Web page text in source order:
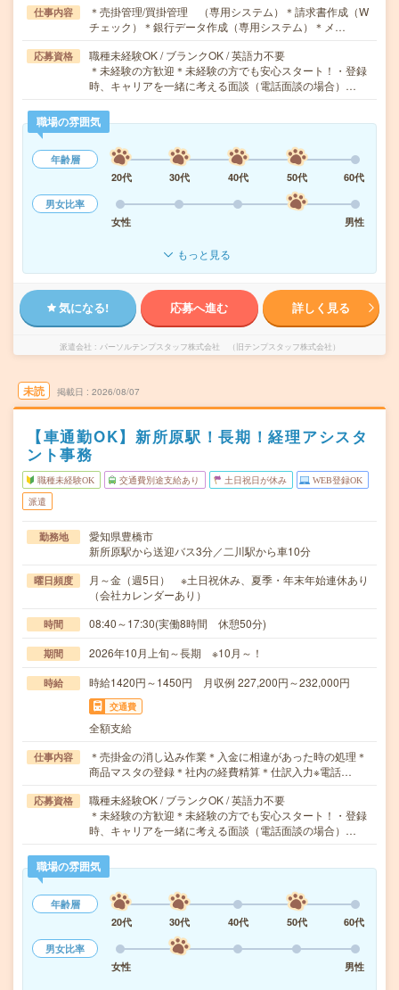
仕事内容
＊売掛管理/買掛管理 （専用システム）＊請求書作成（W
チェック）＊銀行データ作成（専用システム）＊メ…
応募資格
職種未経験OK / ブランクOK / 英語力不要
＊未経験の方歓迎＊未経験の方でも安心スタート！・登録
時、キャリアを一緒に考える面談（電話面談の場合）…
職場の雰囲気
年齢層
20代
30代 40代 50代
60代
男女比率
女性
男性
もっと見る
気になる! 応募へ進む 詳しく見る
派遣会社 パーソルテンプスタッフ株式会社 （旧テンプスタッフ株式会社）
未読 掲載日 2026/08/07
【車通勤OK】新所原駅！長期！経理アシスタ
ント事務
職種未経験OK 交通費別途支給あり 土日祝日が休み WEB登録OK
派遣
勤務地
愛知県豊橋市
新所原駅から送迎バス3分／二川駅から車10分
曜日頻度
月～金（週5日） ※土日祝休み、夏季・年末年始連休あり
（会社カレンダーあり）
時間 08:40～17:30(実働8時間 休憩50分)
期間 2026年10月上旬～長期 ※10月～！
時給 時給1420円～1450円 月収例 227,200円～232,000円
交通費
全額支給
仕事内容
＊売掛金の消し込み作業＊入金に相違があった時の処理＊
商品マスタの登録＊社内の経費精算＊仕訳入力※電話…
応募資格
職種未経験OK / ブランクOK / 英語力不要
＊未経験の方歓迎＊未経験の方でも安心スタート！・登録
時、キャリアを一緒に考える面談（電話面談の場合）…
職場の雰囲気
年齢層
20代
30代 40代 50代
60代
男女比率
女性
男性